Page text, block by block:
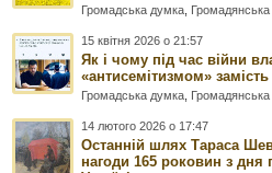
Громадська думка Громадянська
15 квітня 2026 о 21:57
Як і чому під час війни
«антисемітизмом»
Громадська думка Громадянська
14 лютого 2026 о 17:47
Останній шлях Тараса
нагоди 165 роковин з дня